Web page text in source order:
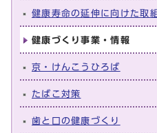
健康寿命の延伸に向けた取組
健康づくり事業・情報
京・けんこうひろば
たばこ対策
歯と口の健康づくり